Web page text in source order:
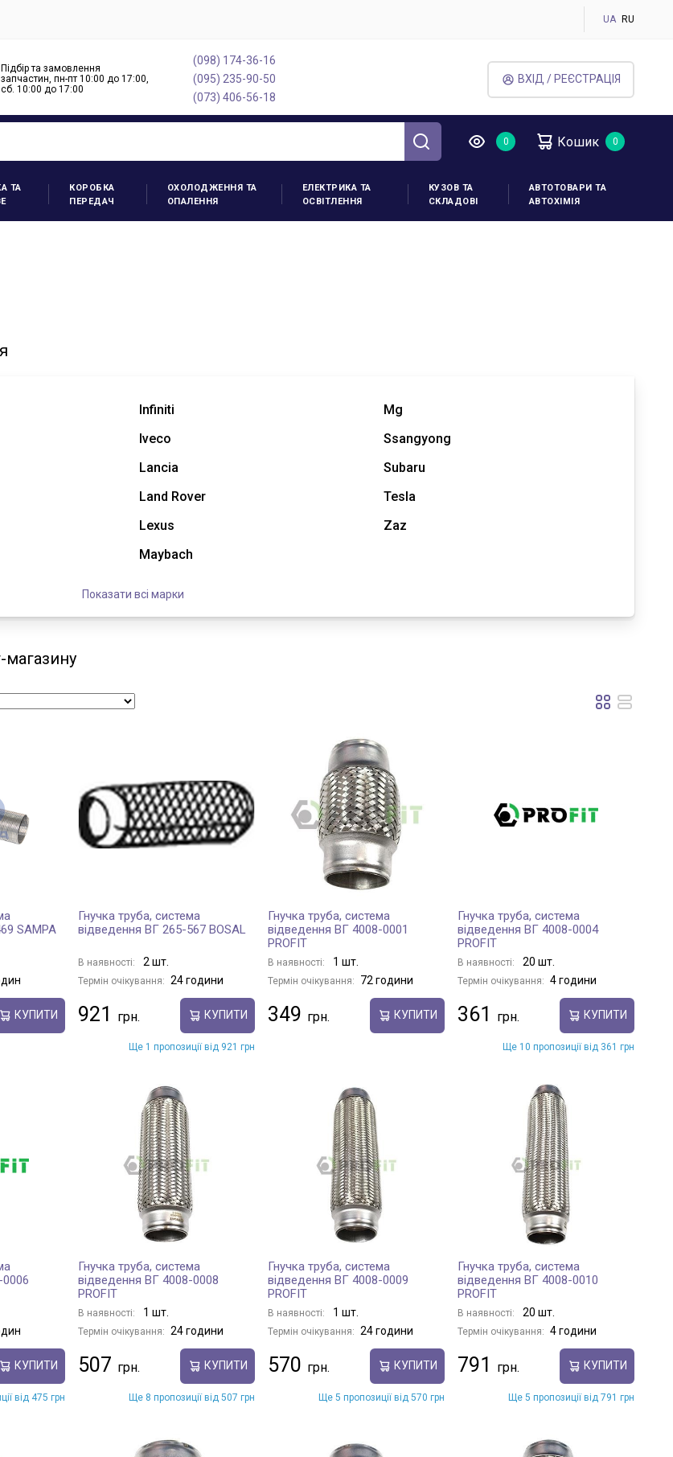
UA RU
Підбір та замовлення
запчастин, пн-пт 10:00 до 17:00,
cб. 10:00 до 17:00
(098) 174-36-16
(095) 235-90-50
(073) 406-56-18
ВХІД / РЕЄСТРАЦІЯ
Кошик
ТА
КОРОБКА
ПЕРЕДАЧ
ОХОЛОДЖЕННЯ ТА
ОПАЛЕННЯ
ЕЛЕКТРИКА ТА
ОСВІТЛЕННЯ
КУЗОВ ТА
СКЛАДОВІ
АВТОТОВАРИ ТА
АВТОХІМІЯ
Infiniti
Iveco
Lancia
Land Rover
Lexus
Maybach
Mg
Ssangyong
Subaru
Tesla
Zaz
Показати всі марки
магазину
SAMPA
КУПИТИ
Гнучка труба, система
відведення ВГ 265-567 BOSAL
В наявності: 2 шт.
Термін очікування: 24 години
921 КУПИТИ
Ще 1 пропозиції від 921 грн
Гнучка труба, система
відведення ВГ 4008-0001
PROFIT
В наявності: 1 шт.
Термін очікування: 72 години
349 КУПИТИ
Гнучка труба, система
відведення ВГ 4008-0004
PROFIT
В наявності: 20 шт.
Термін очікування: 4 години
361 КУПИТИ
Ще 10 пропозиції від 361 грн
КУПИТИ
від 475 грн
Гнучка труба, система
відведення ВГ 4008-0008
PROFIT
В наявності: 1 шт.
Термін очікування: 24 години
507 КУПИТИ
Ще 8 пропозиції від 507 грн
Гнучка труба, система
відведення ВГ 4008-0009
PROFIT
В наявності: 1 шт.
Термін очікування: 24 години
570 КУПИТИ
Ще 5 пропозиції від 570 грн
Гнучка труба, система
відведення ВГ 4008-0010
PROFIT
В наявності: 20 шт.
Термін очікування: 4 години
791 КУПИТИ
Ще 5 пропозиції від 791 грн